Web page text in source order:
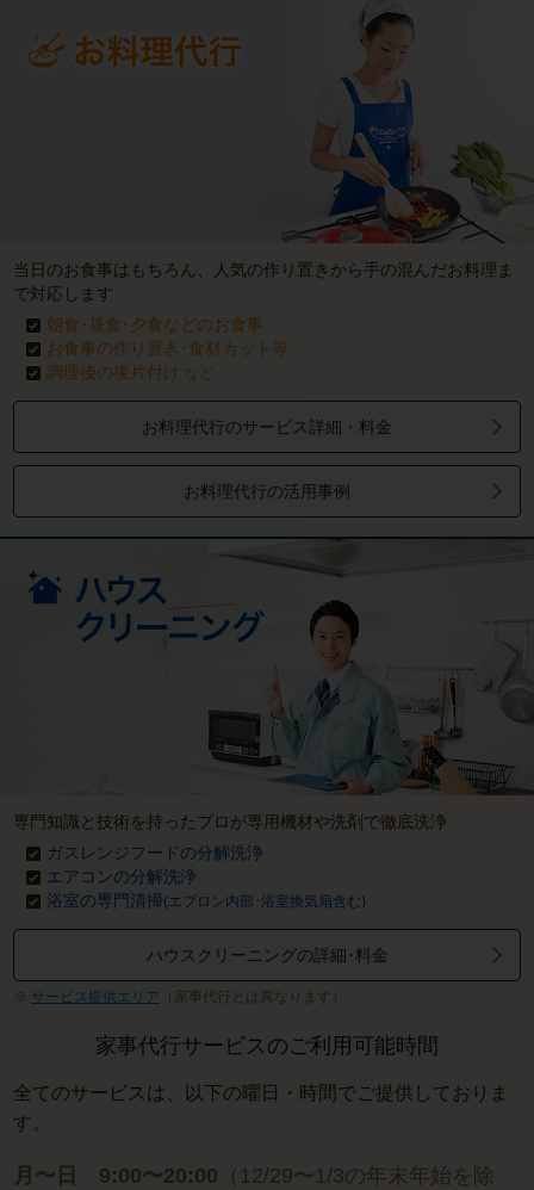
当日のお食事はもちろん、人気の作り置きから手の混んだお料理ま
で対応します
朝食･昼食･夕食などのお食事
お食事の作り置き･食材カット等
調理後の後片付け など
お料理代行のサービス詳細・料金
お料理代行の活用事例
専門知識と技術を持ったプロが専用機材や洗剤で徹底洗浄
ガスレンジフードの分解洗浄
エアコンの分解洗浄
浴室の専門清掃(エプロン内部･浴室換気扇含む)
ハウスクリーニングの詳細･料金
サービス提供エリア （家事代行とは異なります）
家事代行サービスのご利用可能時間
全てのサービスは、以下の曜日・時間でご提供しておりま
す。
月〜日 9:00〜20:00 （12/29〜1/3の年末年始を除